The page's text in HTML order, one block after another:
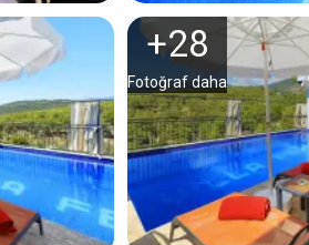
+28
Fotoğraf daha